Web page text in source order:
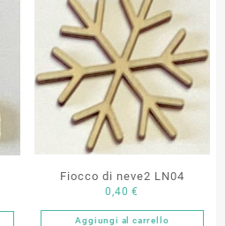
Fiocco di neve2 LN04
0,40€
Aggiungi al carrello